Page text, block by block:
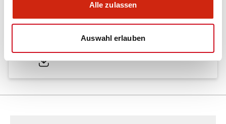
Alle zulassen
Auswahl erlauben